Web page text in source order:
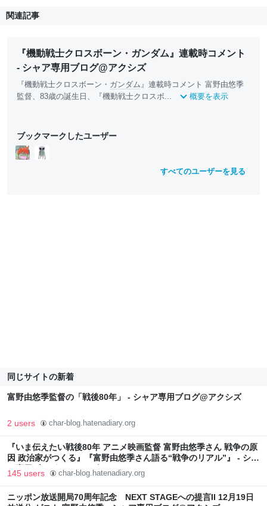
関連記事
『機動戦士クロスボーン・ガンダム』連載時コメント
- シャア専用ブログ@アクシズ
『機動戦士クロスボーン・ ガンダム 』連載時コメント 富野由悠季
監督、83歳の誕生日、『機動戦士クロスボ...
概要を表示
ブックマークしたユーザー
すべてのユーザーを見る
同じサイトの新着
富野由悠季監督の「戦後80年」 - シャア専用ブログ@アクシズ
2 users char-blog.hatenadiary.org
『いま伝えたい戦後80年 アニメ映画監督 富野由悠季さん 戦争の原
因 政治家がつくる』『富野由悠季さん語る“戦争のリアル”』 - シャ
ア専用ブログ@アクシズ
145 users char-blog.hatenadiary.org
ニッポン放送開局70周年記念 NEXT STAGEへの提言II 12月19日